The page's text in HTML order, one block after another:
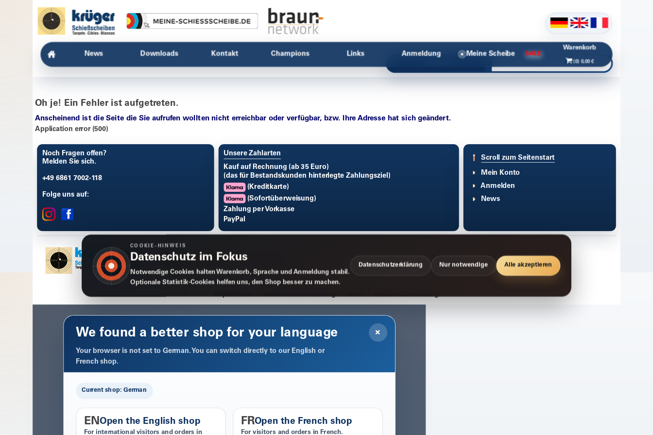
News Downloads Kontakt Champions Links Anmeldung Meine Scheibe SALE
Warenkorb
(0) 0,00 €
Oh je! Ein Fehler ist aufgetreten.
Anscheinend ist die Seite die Sie aufrufen wollten nicht erreichbar oder verfügbar, bzw. Ihre Adresse hat sich geändert.
Application error (500)
Noch Fragen offen?
Melden Sie sich.
+49 6861 7002-118
Folge uns auf:
Unsere Zahlarten
Kauf auf Rechnung (ab 35 Euro)
(das für Bestandskunden hinterlegte Zahlungsziel)
(Kreditkarte)
(Sofortüberweisung)
Zahlung per Vorkasse
PayPal
Scroll zum Seitenstart
Mein Konto
Anmelden
News
Impressum Datenschutzerklärung AGB Widerrufsbelehrung
×
We found a better shop for your language
Your browser is not set to German. You can switch directly to our English or
French shop.
Current shop: German
ENOpen the English shop
For international visitors and orders in
FROpen the French shop
For visitors and orders in French.
COOKIE-HINWEIS
Datenschutz im Fokus
Notwendige Cookies halten Warenkorb, Sprache und Anmeldung stabil.
Optionale Statistik-Cookies helfen uns, den Shop besser zu machen.
Datenschutzerklärung Nur notwendige Alle akzeptieren